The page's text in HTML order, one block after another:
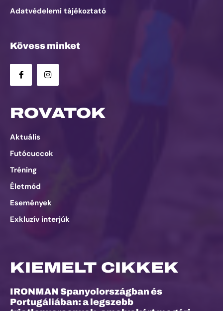
Adatvédelemi tájékoztató
Kövess minket
ROVATOK
Aktuális
Futócuccok
Tréning
Életmód
Események
Exkluzív interjúk
KIEMELT CIKKEK
IRONMAN Spanyolországban és
Portugáliában: a legszebb